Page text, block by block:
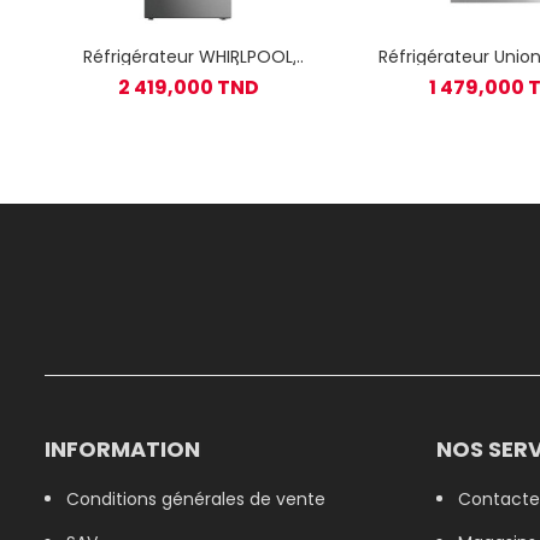
Réfrigérateur WHIRLPOOL
combiné 6é sens / 360L /
Inox
2 419,000 TND
Réfrigérateur
afficheur RN-
Frost 350L /
1 479,000
INFORMATION
Conditions générales de vente
NOS